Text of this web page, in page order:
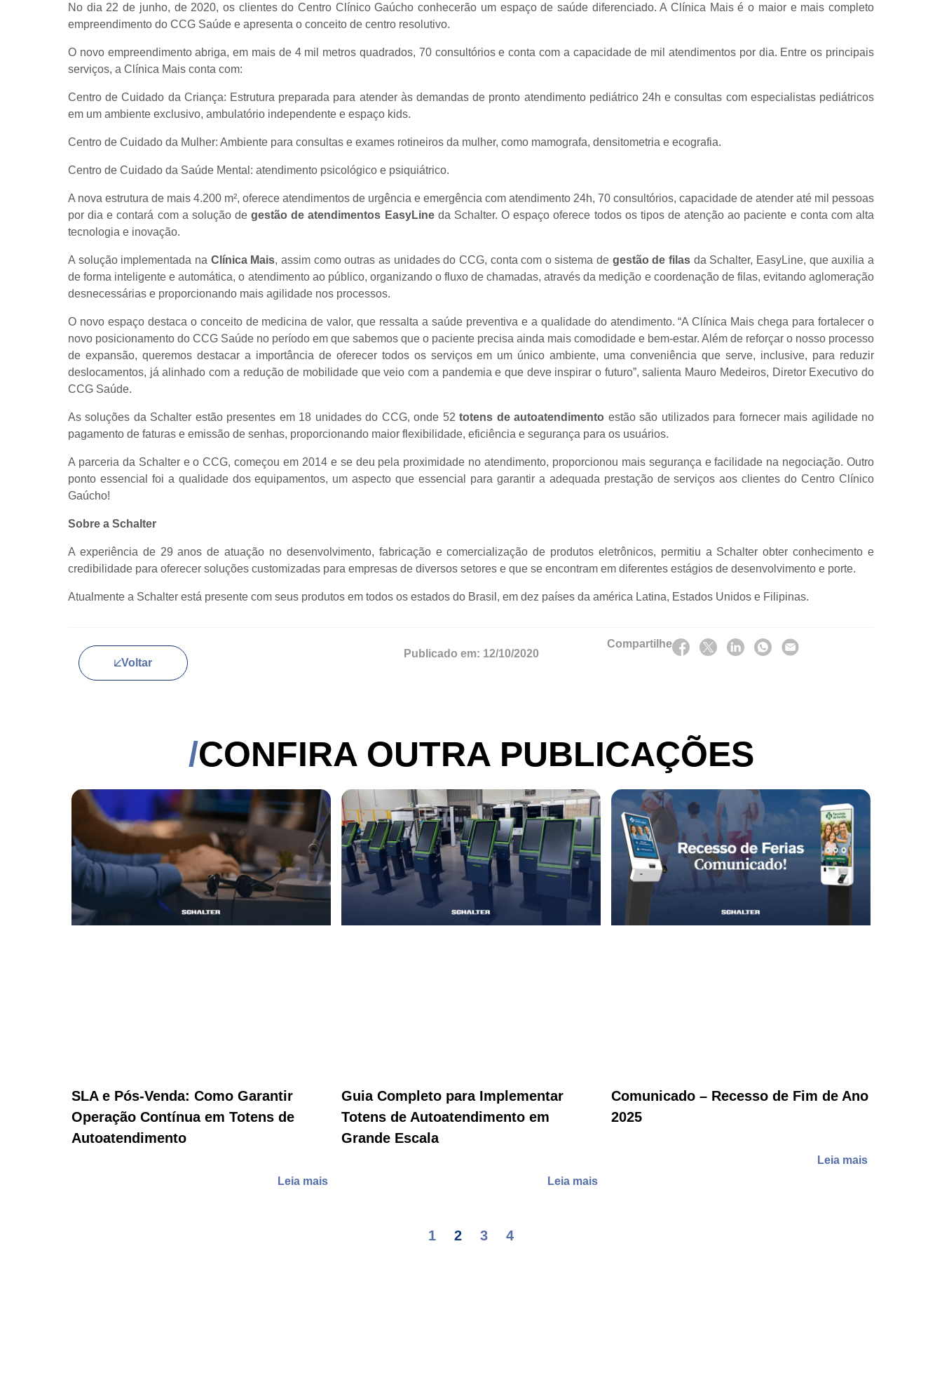
No dia 22 de junho, de 2020, os clientes do Centro Clínico Gaúcho conhecerão um espaço de saúde diferenciado. A Clínica Mais é o maior e mais completo
empreendimento do CCG Saúde e apresenta o conceito de centro resolutivo.
O novo empreendimento abriga, em mais de 4 mil metros quadrados, 70 consultórios e conta com a capacidade de mil atendimentos por dia. Entre os principais
serviços, a Clínica Mais conta com:
Centro de Cuidado da Criança: Estrutura preparada para atender às demandas de pronto atendimento pediátrico 24h e consultas com especialistas pediátricos
em um ambiente exclusivo, ambulatório independente e espaço kids.
Centro de Cuidado da Mulher: Ambiente para consultas e exames rotineiros da mulher, como mamografa, densitometria e ecografia.
Centro de Cuidado da Saúde Mental: atendimento psicológico e psiquiátrico.
A nova estrutura de mais 4.200 m², oferece atendimentos de urgência e emergência com atendimento 24h, 70 consultórios, capacidade de atender até mil pessoas
por dia e contará com a solução degestão de atendimentos EasyLineda Schalter. O espaço oferece todos os tipos de atenção ao paciente e conta com alta
tecnologia e inovação.
A solução implementada na Clínica Mais, assim como outras as unidades do CCG, conta com o sistema de gestão de filas da Schalter, EasyLine, que auxilia a
de forma inteligente e automática, o atendimento ao público, organizando o fluxo de chamadas, através da medição e coordenação de filas, evitando aglomeração
desnecessárias e proporcionando mais agilidade nos processos.
O novo espaço destaca o conceito de medicina de valor, que ressalta a saúde preventiva e a qualidade do atendimento. “A Clínica Mais chega para fortalecer o
novo posicionamento do CCG Saúde no período em que sabemos que o paciente precisa ainda mais comodidade e bem-estar. Além de reforçar o nosso processo
de expansão, queremos destacar a importância de oferecer todos os serviços em um único ambiente, uma conveniência que serve, inclusive, para reduzir
deslocamentos, já alinhado com a redução de mobilidade que veio com a pandemia e que deve inspirar o futuro”, salienta Mauro Medeiros, Diretor Executivo do
CCG Saúde.
As soluções da Schalter estão presentes em 18 unidades do CCG, onde 52totens de autoatendimento estão são utilizados para fornecer mais agilidade no
pagamento de faturas e emissão de senhas, proporcionando maior flexibilidade, eficiência e segurança para os usuários.
A parceria da Schalter e o CCG, começou em 2014 e se deu pela proximidade no atendimento, proporcionou mais segurança e facilidade na negociação. Outro
ponto essencial foi a qualidade dos equipamentos, um aspecto que essencial para garantir a adequada prestação de serviços aos clientes do Centro Clínico
Gaúcho!
Sobre a Schalter
A experiência de 29 anos de atuação no desenvolvimento, fabricação e comercialização de produtos eletrônicos, permitiu a Schalter obter conhecimento e
credibilidade para oferecer soluções customizadas para empresas de diversos setores e que se encontram em diferentes estágios de desenvolvimento e porte.
Atualmente a Schalter está presente com seus produtos em todos os estados do Brasil, em dez países da américa Latina, Estados Unidos e Filipinas.
Voltar
Publicado em: 12/10/2020
Compartilhe
CONFIRA OUTRA PUBLICAÇÕES
SLA e Pós-Venda: Como Garantir
Operação Contínua em Totens de
Autoatendimento
Leia mais
Guia Completo para Implementar
Totens de Autoatendimento em
Grande Escala
Leia mais
Comunicado – Recesso de Fim de Ano
2025
Leia mais
1 2 3 4